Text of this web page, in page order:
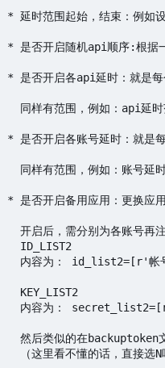
* 延时范围起始，结束：例如
* 是否开启随机api顺序:根据
* 是否开启各api延时：就是
同样有范围，例如：api延
* 是否开启各账号延时：就是
同样有范围，例如：账号
* 是否开启备用应用：更换应
开启后，需分别为各账号再
ID_LIST2
内容为： id_list2=[r'帐
KEY_LIST2
内容为：
然后类似的在backuptoken
（这里看不懂的话，直接选N